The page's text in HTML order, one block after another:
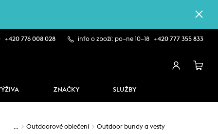
+420 776 008 028 info o zboží: po–ne 10–18 +420 777 355 833
ZNAČKY SLUŽBY
… Outdoorové oblečení Outdoor bundy a vesty